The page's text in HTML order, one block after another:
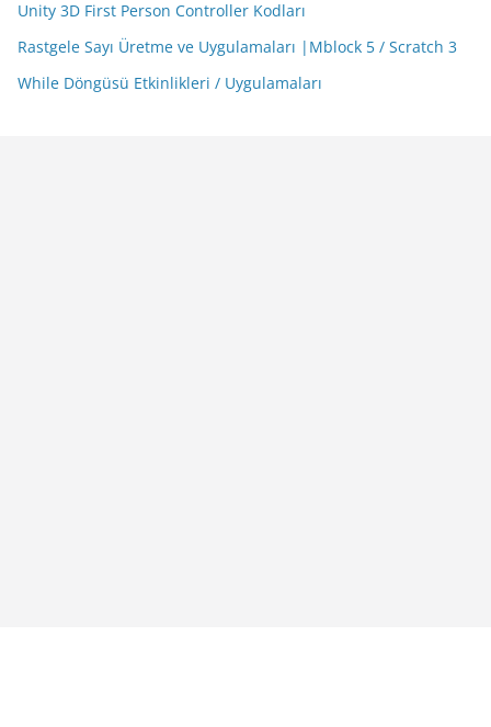
Unity 3D First Person Controller Kodları
Rastgele Sayı Üretme ve Uygulamaları |Mblock 5 / Scratch 3
While Döngüsü Etkinlikleri / Uygulamaları